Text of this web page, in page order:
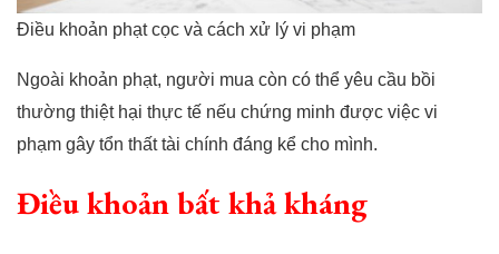
Điều khoản phạt cọc và cách xử lý vi phạm
Ngoài khoản phạt, người mua còn có thể yêu cầu bồi
thường thiệt hại thực tế nếu chứng minh được việc vi
phạm gây tổn thất tài chính đáng kể cho mình.
Điều khoản bất khả kháng